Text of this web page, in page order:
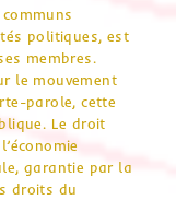
politiques, est
membres.
le mouvement
parole, cette
Le droit
garantie par la
droits du